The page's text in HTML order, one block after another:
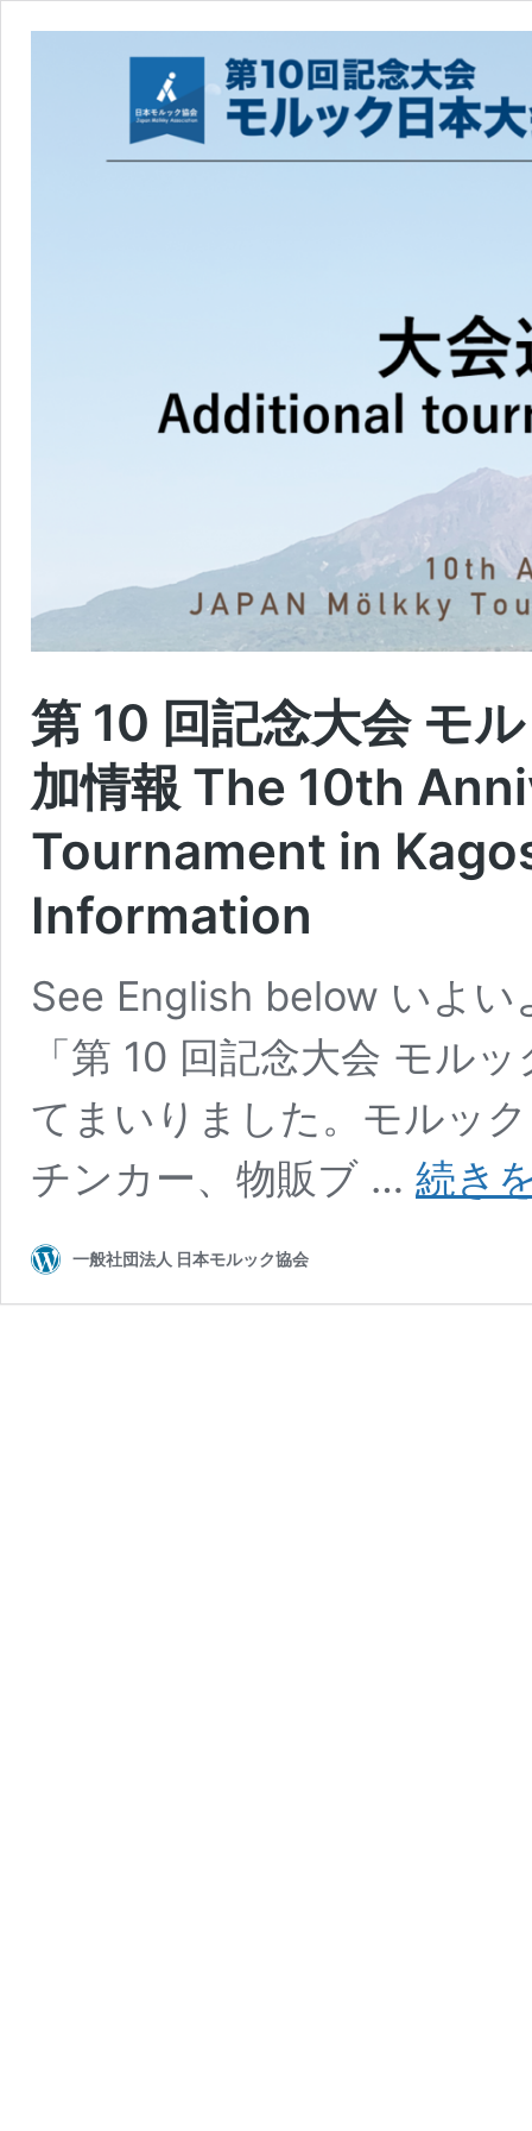
第 10 回記念大会 モ
加情報 The 10th
Tournament in
Information
See English below いよい
「第 10 回記念大会 モル
てまいりました。モルッ
チンカー、物販ブ … 続き
一般社団法人 日本モルック協会